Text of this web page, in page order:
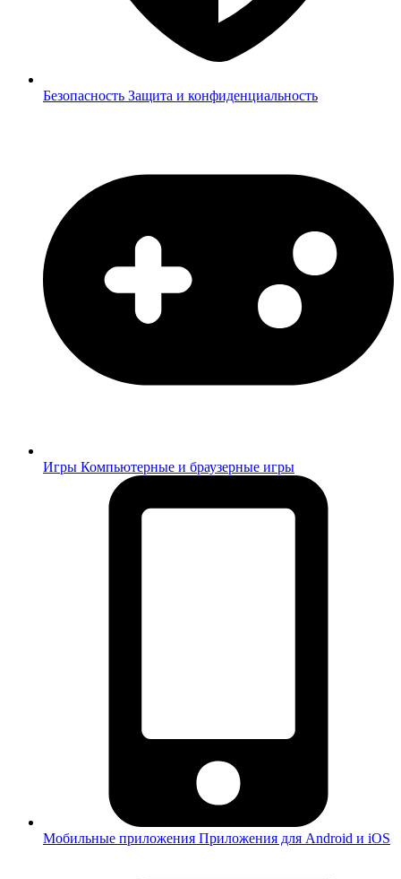
Безопасность Защита и конфиденциальность
Игры Компьютерные и браузерные игры
Мобильные приложения Приложения для Android и iOS